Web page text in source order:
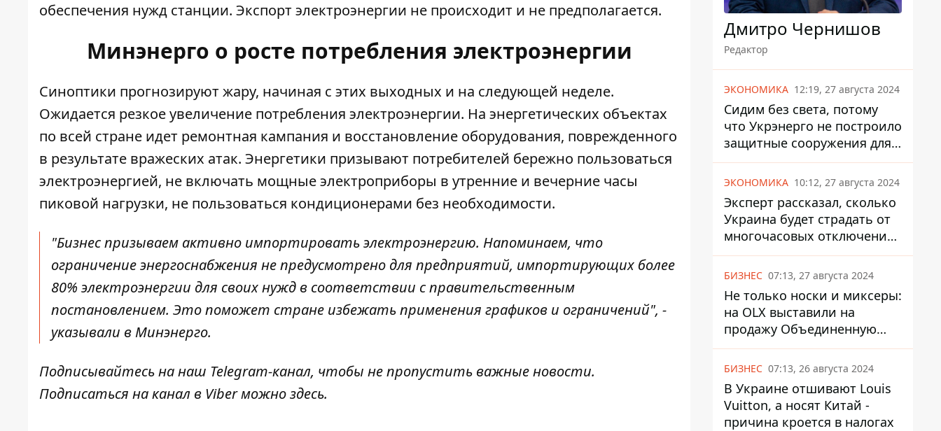
обеспечения нужд станции. Экспорт электроэнергии не происходит и не предполагается.
Минэнерго о росте потребления электроэнергии
Синоптики прогнозируют жару, начиная с этих выходных и на следующей неделе.
Ожидается резкоеувеличение потребления электроэнергии. На энергетических объектах
по всей стране идет ремонтная кампания и восстановление оборудования, поврежденного
в результате вражеских атак. Энергетики призывают потребителей бережно пользоваться
электроэнергией, не включать мощные электроприборы в утренние и вечерние часы
пиковой нагрузки, не пользоваться кондиционерами без необходимости.
"Бизнес призываем активно импортировать электроэнергию. Напоминаем, что
ограничение энергоснабжения не предусмотрено для предприятий, импортирующих более
80% электроэнергии для своих нужд в соответствии с правительственным
постановлением. Это поможет стране избежать применения графиков и ограничений", -
указывали в Минэнерго.
Подписывайтесь на наш Telegram-канал, чтобы не пропустить важные новости.
Подписаться на канал в Viber можноздесь.
Дмитро Чернишов
Редактор
ЭКОНОМИКА 12:19, 27 августа 2024
Сидим без света, потому
что Укрэнерго не построило
защитные сооружения для
энергетики - нардеп
Кучеренко
ЭКОНОМИКА 10:12, 27 августа 2024
Эксперт рассказал, сколько
Украина будет страдать от
многочасовых отключений
света
БИЗНЕС 07:13, 27 августа 2024
Не только носки и миксеры:
на OLX выставили на
продажу Объединенную
Горно-Химическую
Компанию за многие
миллиарды
БИЗНЕС 07:13, 26 августа 2024
В Украине отшивают Louis
Vuitton, а носят Китай -
причина кроется в налогах